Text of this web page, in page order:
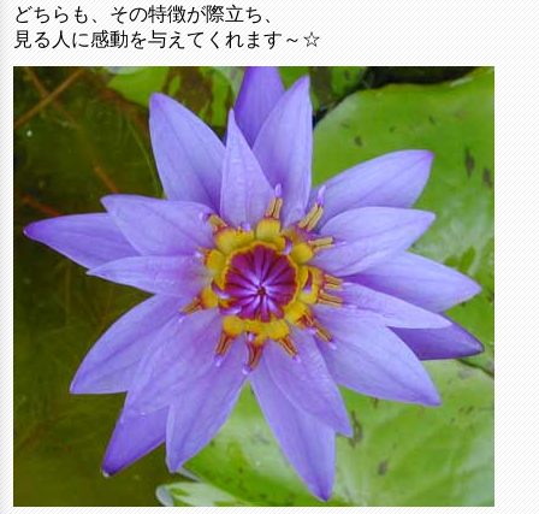
どちらも、その特徴が際立ち、
見る人に感動を与えてくれます～☆